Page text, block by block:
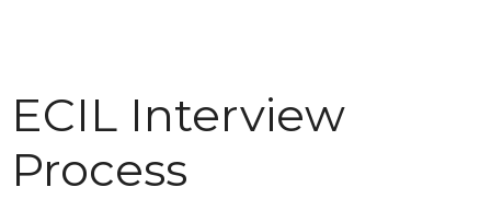
ECIL Interview
Process